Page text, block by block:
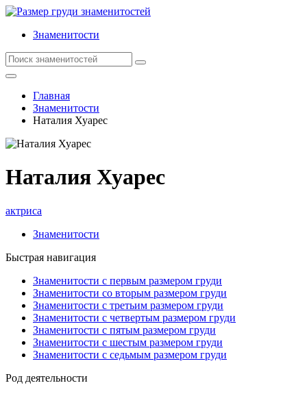
Знаменитости
Главная
Знаменитости
Наталия Хуарес
Наталия Хуарес
актриса
Знаменитости
Быстрая навигация
Знаменитости с первым размером груди
Знаменитости со вторым размером груди
Знаменитости с третьим размером груди
Знаменитости с четвертым размером груди
Знаменитости с пятым размером груди
Знаменитости с шестым размером груди
Знаменитости с седьмым размером груди
Род деятельности